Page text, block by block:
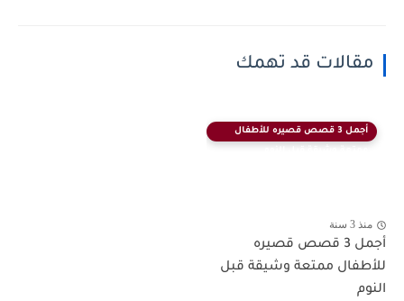
مقالات قد تهمك
أجمل 3 قصص قصيره للأطفال
منذ 3 سنة
أجمل 3 قصص قصيره
للأطفال ممتعة وشيقة قبل
النوم